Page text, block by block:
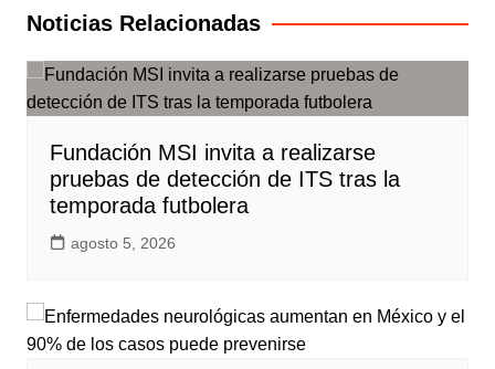
entradas
Noticias Relacionadas
Fundación MSI invita a realizarse
pruebas de detección de ITS tras la
temporada futbolera
agosto 5, 2026